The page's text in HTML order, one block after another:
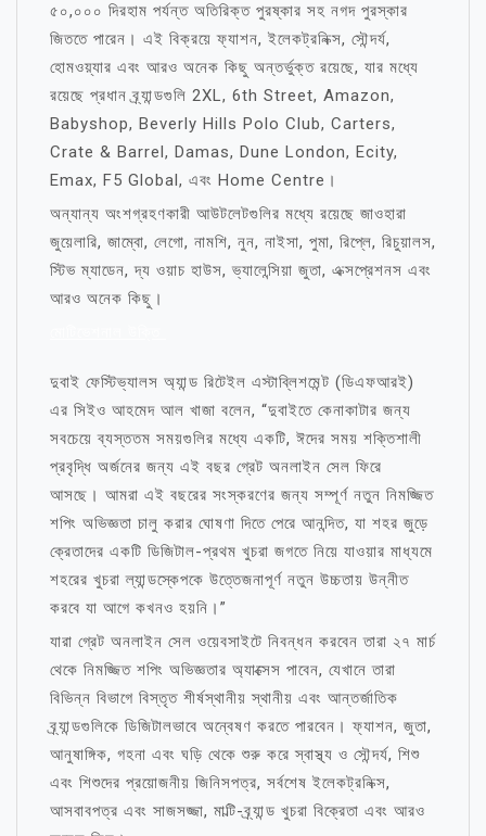
৫০,০০০ দিরহাম পর্যন্ত অতিরিক্ত পুরষ্কার সহ নগদ পুরস্কার
জিততে পারেন। এই বিক্রয়ে ফ্যাশন, ইলেকট্রনিক্স, সৌন্দর্য,
হোমওয়্যার এবং আরও অনেক কিছু অন্তর্ভুক্ত রয়েছে, যার মধ্যে
রয়েছে প্রধান ব্র্যান্ডগুলি 2XL, 6th Street, Amazon,
Babyshop, Beverly Hills Polo Club, Carters,
Crate & Barrel, Damas, Dune London, Ecity,
Emax, F5 Global, এবং Home Centre।
অন্যান্য অংশগ্রহণকারী আউটলেটগুলির মধ্যে রয়েছে জাওহারা
জুয়েলারি, জাম্বো, লেগো, নামশি, নুন, নাইসা, পুমা, রিপ্লে, রিচুয়ালস,
স্টিভ ম্যাডেন, দ্য ওয়াচ হাউস, ভ্যালেন্সিয়া জুতা, এক্সপ্রেশনস এবং
আরও অনেক কিছু।
দুবাই ফেস্টিভ্যালস অ্যান্ড রিটেইল এস্টাব্লিশমেন্ট (ডিএফআরই)
এর সিইও আহমেদ আল খাজা বলেন, “দুবাইতে কেনাকাটার জন্য
সবচেয়ে ব্যস্ততম সময়গুলির মধ্যে একটি, ঈদের সময় শক্তিশালী
প্রবৃদ্ধি অর্জনের জন্য এই বছর গ্রেট অনলাইন সেল ফিরে
আসছে। আমরা এই বছরের সংস্করণের জন্য সম্পূর্ণ নতুন নিমজ্জিত
শপিং অভিজ্ঞতা চালু করার ঘোষণা দিতে পেরে আনন্দিত, যা শহর জুড়ে
ক্রেতাদের একটি ডিজিটাল-প্রথম খুচরা জগতে নিয়ে যাওয়ার মাধ্যমে
শহরের খুচরা ল্যান্ডস্কেপকে উত্তেজনাপূর্ণ নতুন উচ্চতায় উন্নীত
করবে যা আগে কখনও হয়নি।”
যারা গ্রেট অনলাইন সেল ওয়েবসাইটে নিবন্ধন করবেন তারা ২৭ মার্চ
থেকে নিমজ্জিত শপিং অভিজ্ঞতার অ্যাক্সেস পাবেন, যেখানে তারা
বিভিন্ন বিভাগে বিস্তৃত শীর্ষস্থানীয় স্থানীয় এবং আন্তর্জাতিক
ব্র্যান্ডগুলিকে ডিজিটালভাবে অন্বেষণ করতে পারবেন। ফ্যাশন, জুতা,
আনুষাঙ্গিক, গহনা এবং ঘড়ি থেকে শুরু করে স্বাস্থ্য ও সৌন্দর্য, শিশু
এবং শিশুদের প্রয়োজনীয় জিনিসপত্র, সর্বশেষ ইলেকট্রনিক্স,
আসবাবপত্র এবং সাজসজ্জা, মাল্টি-ব্র্যান্ড খুচরা বিক্রেতা এবং আরও